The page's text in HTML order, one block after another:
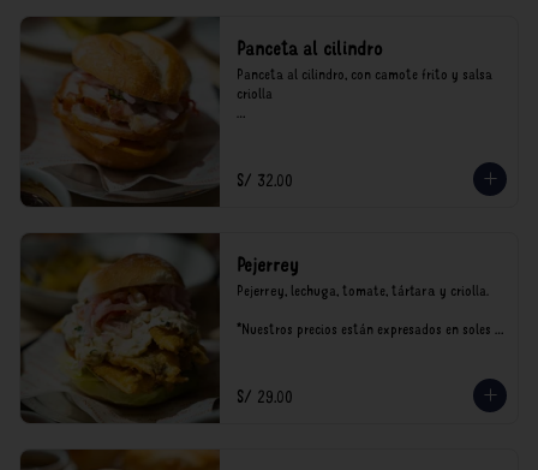
Panceta al cilindro
Panceta al cilindro, con camote frito y salsa
criolla
consumo.
S/ 32.00
Pejerrey
Pejerrey, lechuga, tomate, tártara y criolla.
*Nuestros precios están expresados en soles e
S/ 29.00